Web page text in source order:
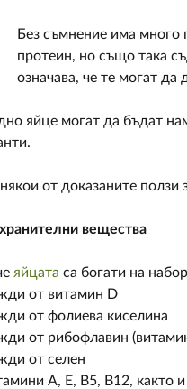
Без съмнение има много
протеин, но също така
означава, че те могат
яйце могат да бъдат
от доказаните ползи
вещества
яйцата са богати на
от витамин D
от фолиева киселина
от рибофлавин
от селен
А, Е, В5, В12, както